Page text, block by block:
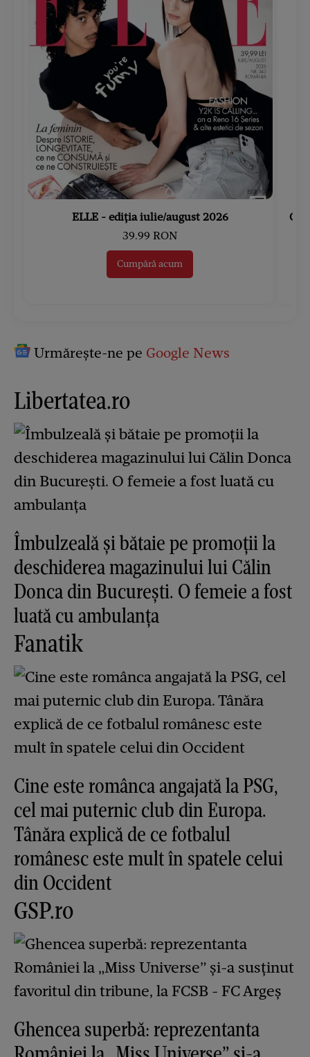
ELLE - ediția iulie/august 2026
39.99 RON
Cumpără acum
Urmărește-ne pe Google News
Libertatea.ro
Îmbulzeală și bătaie pe promoții la
deschiderea magazinului lui Călin
Donca din București. O femeie a fost
luată cu ambulanța
Fanatik
Cine este românca angajată la PSG,
cel mai puternic club din Europa.
Tânăra explică de ce fotbalul
românesc este mult în spatele celui
din Occident
GSP.ro
Ghencea superbă: reprezentanta